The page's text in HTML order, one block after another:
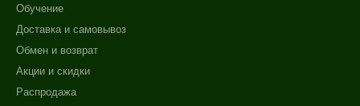
Обучение
Доставка и самовывоз
Обмен и возврат
Акции и скидки
Распродажа